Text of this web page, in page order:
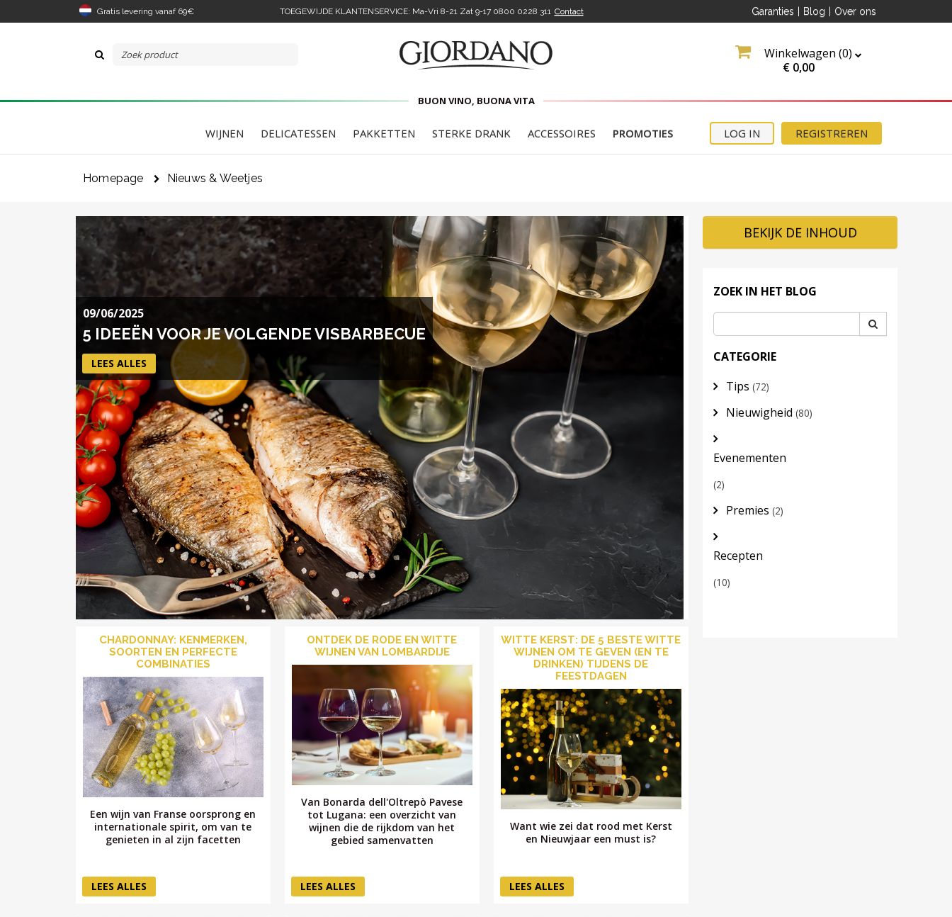
Gratis levering vanaf 69€ TOEGEWIJDE KLANTENSERVICE: Ma-Vri 8-21 Zat 9-170800 0228 311 Contact Garanties Blog Over ons
Winkelwagen (0)
€ 0,00
BUON VINO, BUONA VITA
WIJNEN DELICATESSEN PAKKETTEN STERKE DRANK ACCESSOIRES PROMOTIES REGISTREREN
LOG IN
Homepage Nieuws & Weetjes
09/06/2025
5 IDEEËN VOOR JE VOLGENDE VISBARBECUE
LEES ALLES
CHARDONNAY: KENMERKEN,
SOORTEN EN PERFECTE
COMBINATIES
Een wijn van Franse oorsprong en
internationale spirit, om van te
genieten in al zijn facetten
LEES ALLES
ONTDEK DE RODE EN WITTE
WIJNEN VAN LOMBARDIJE
Van Bonarda dell'Oltrepò Pavese
tot Lugana: een overzicht van
wijnen die de rijkdom van het
gebied samenvatten
LEES ALLES
WITTE KERST: DE 5 BESTE WITTE
WIJNEN OM TE GEVEN (EN TE
DRINKEN) TIJDENS DE
FEESTDAGEN
Want wie zei dat rood met Kerst
en Nieuwjaar een must is?
LEES ALLES
BEKIJK DE INHOUD
ZOEK IN HET BLOG
CATEGORIE
Tips (72)
Nieuwigheid (80)
Evenementen
(2)
Premies (2)
Recepten
(10)